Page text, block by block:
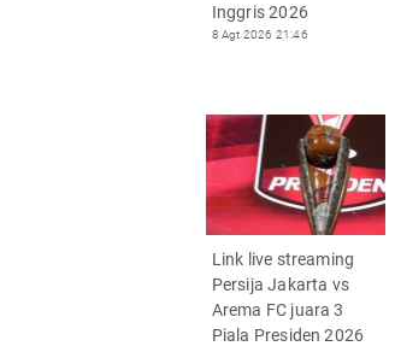
Inggris 2026
8 Agt 2026 21:46
Link live streaming
Persija Jakarta vs
Arema FC juara 3
Piala Presiden 2026